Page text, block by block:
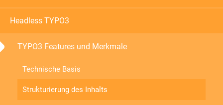
Headless TYPO3
TYPO3 Features und Merkmale
Technische Basis
Strukturierung des Inhalts